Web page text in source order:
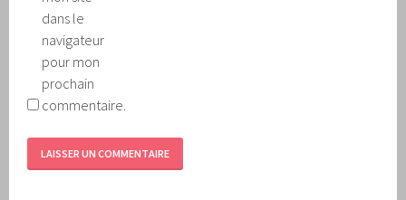
dans le
navigateur
pour mon
prochain
commentaire.